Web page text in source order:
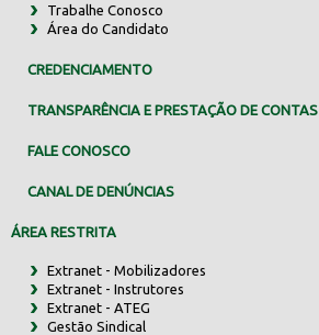
Trabalhe Conosco
Área do Candidato
CREDENCIAMENTO
TRANSPARÊNCIA E PRESTAÇÃO DE CONTAS
FALE CONOSCO
CANAL DE DENÚNCIAS
ÁREA RESTRITA
Extranet - Mobilizadores
Extranet - Instrutores
Extranet - ATEG
Gestão Sindical